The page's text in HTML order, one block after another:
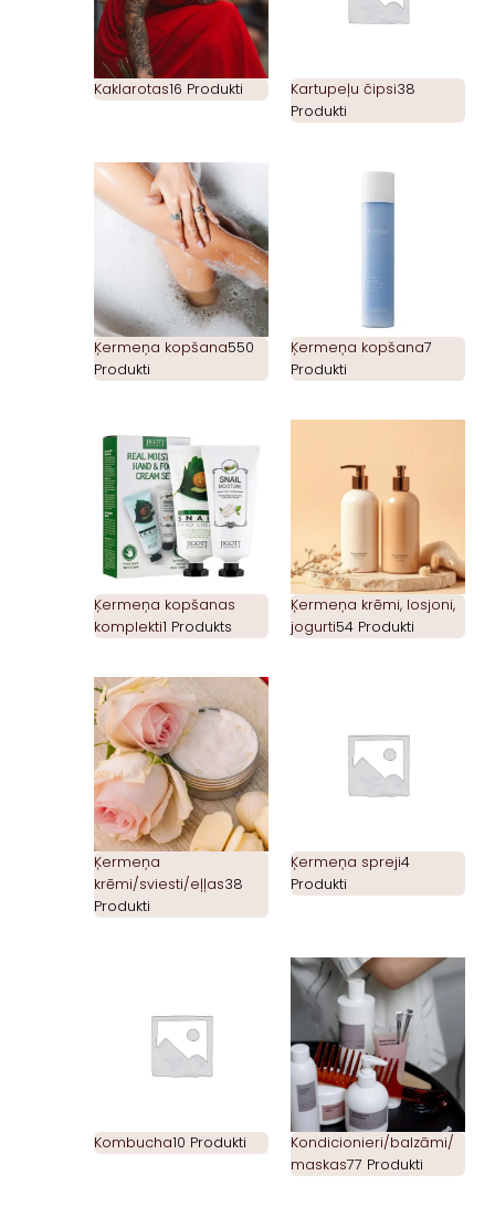
Kaklarotas16 Produkti Kartupeļu čipsi38
Produkti
Ķermeņa kopšana550
Produkti
Ķermeņa kopšana7
Produkti
Ķermeņa kopšanas
komplekti1 Produkts
Ķermeņa krēmi, losjoni,
jogurti54 Produkti
Ķermeņa
krēmi/sviesti/eļļas38
Produkti
Ķermeņa spreji4
Produkti
Kombucha10 Produkti
Kondicionieri/balzāmi/
maskas77 Produkti